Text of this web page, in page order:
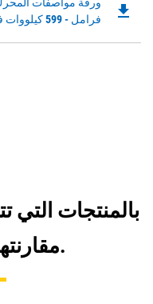
فرامل - 599 كيلووات فرامل)
PDF
file_download
مقارنتها بشكل متكرر.